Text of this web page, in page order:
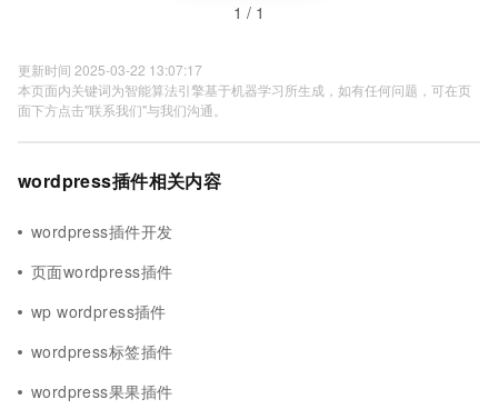
1 / 1
更新时间 2025-03-22 13:07:17
本页面内关键词为智能算法引擎基于机器学习所生成，如有任何问题，可在页
面下方点击"联系我们"与我们沟通。
wordpress插件相关内容
wordpress插件开发
页面wordpress插件
wp wordpress插件
wordpress标签插件
wordpress果果插件